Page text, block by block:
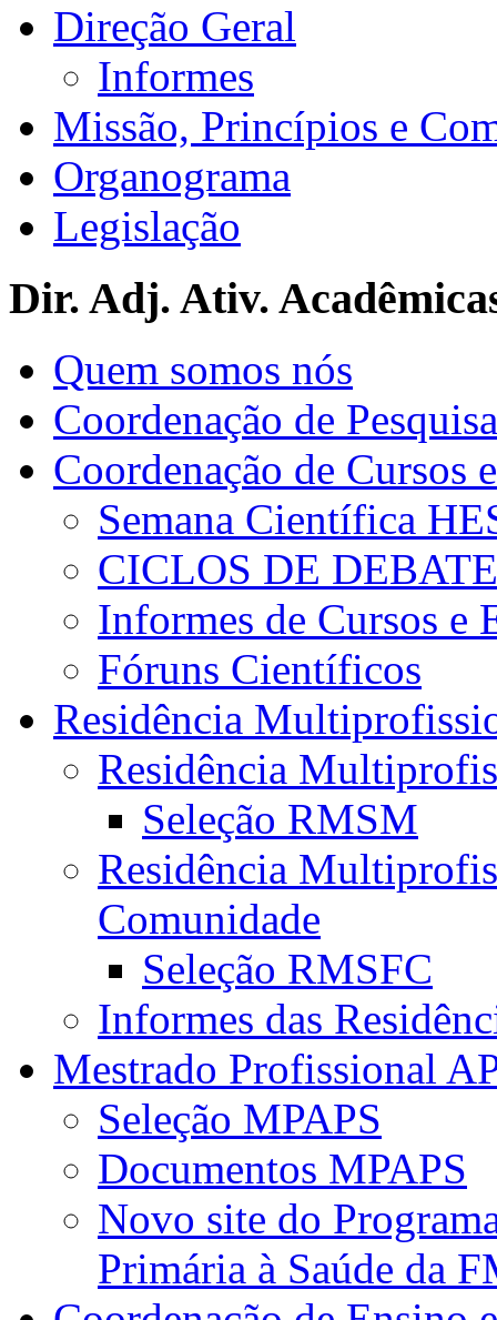
Direção Geral
Informes
Missão, Princípios e
Organograma
Legislação
Dir. Adj. Ativ.
Quem somos nós
Coordenação de Pesquisa
Coordenação de Cursos
Semana Científica
CICLOS DE
Informes de Cursos e
Fóruns Científicos
Residência
Residência
Seleção RMSM
Residência
Comunidade
Seleção RMSFC
Informes das
Mestrado Profissional
Seleção MPAPS
Documentos MPAPS
Novo site do
Primária à Saúde da